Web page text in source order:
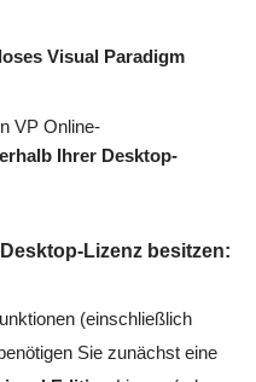
Visual Paradigm
VP Online-
Ihrer Desktop-
Lizenz besitzen:
(einschließlich
Sie zunächst eine